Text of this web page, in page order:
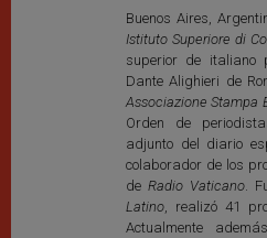
Buenos Aires,
Istituto Superiore di
superior de italiano
Dante Alighieri de
Associazione Stampa
Orden de
adjunto del diario
colaborador de los
de Radio Vaticano.
Latino, realizó 41
Actualmente